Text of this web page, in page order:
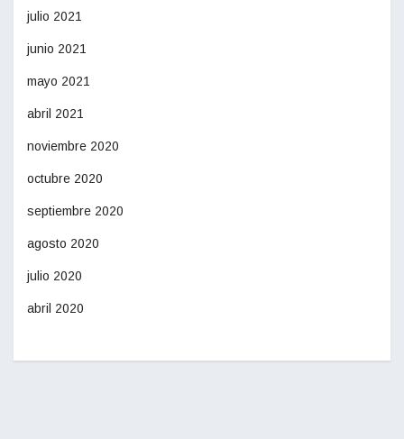
julio 2021
junio 2021
mayo 2021
abril 2021
noviembre 2020
octubre 2020
septiembre 2020
agosto 2020
julio 2020
abril 2020